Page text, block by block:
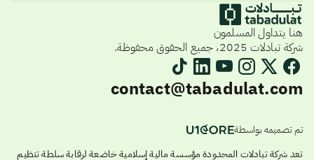
هنا يتداول المسلمون
شركة تبادلات 2025، جميع الحقوق محفوظة.
contact@tabadulat.com
تم تصميمه بواسطة
تعد شركة تبادلات المحدودة مؤسسة مالية إسلامية خاضعة لرقابة سلطة تنظيم